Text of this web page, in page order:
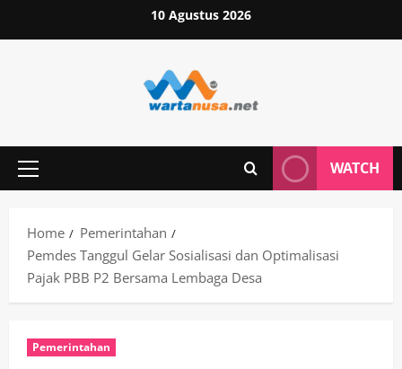
to
10 Agustus 2026
Primary
WATCH
Home
Pemerintahan
Pemdes Tanggul Gelar Sosialisasi dan Optimalisasi
Pajak PBB P2 Bersama Lembaga Desa
Pemerintahan